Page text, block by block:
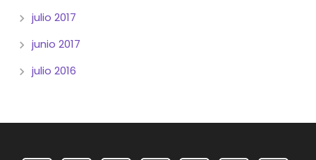
julio 2017
junio 2017
julio 2016